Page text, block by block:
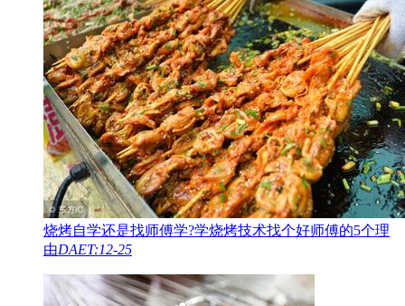
烧烤自学还是找师傅学?学烧烤技术找个好师傅的5个理
由DAET:12-25